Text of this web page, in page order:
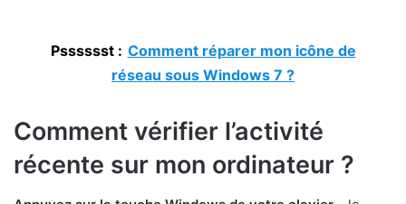
Psssssst : Comment réparer mon icône de
réseau sous Windows 7 ?
Comment vérifier l’activité
récente sur mon ordinateur ?